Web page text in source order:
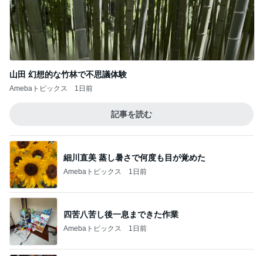
山田 幻想的な竹林で不思議体験
Amebaトピックス 1日前
記事を読む
細川直美 蒸し暑さで何度も目が覚めた
Amebaトピックス 1日前
四苦八苦し後一息まできた作業
Amebaトピックス 1日前